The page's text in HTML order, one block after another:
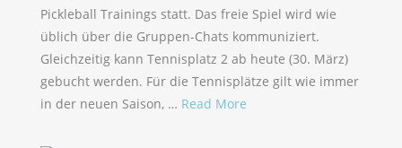
Pickleball Trainings statt. Das freie Spiel wird wie
üblich über die Gruppen-Chats kommuniziert.
Gleichzeitig kann Tennisplatz 2 ab heute (30. März)
gebucht werden. Für die Tennisplätze gilt wie immer
in der neuen Saison, … Read More